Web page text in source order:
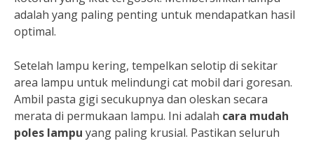
adalah yang paling penting untuk mendapatkan hasil
optimal.
Setelah lampu kering, tempelkan selotip di sekitar
area lampu untuk melindungi cat mobil dari goresan.
Ambil pasta gigi secukupnya dan oleskan secara
merata di permukaan lampu. Ini adalah cara mudah
poles lampu yang paling krusial. Pastikan seluruh